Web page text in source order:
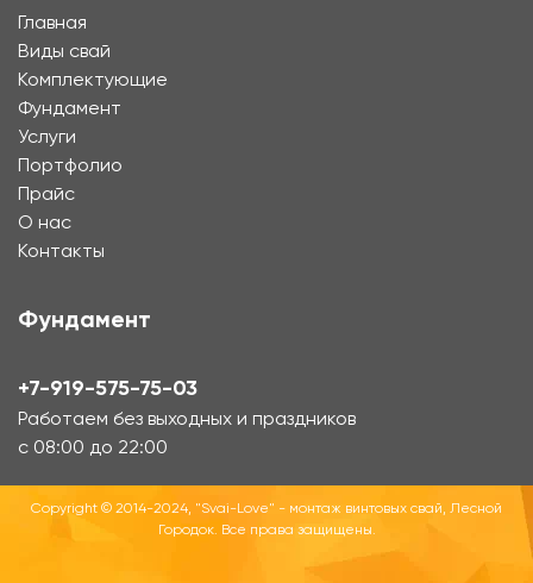
Главная
Виды свай
Комплектующие
Фундамент
Услуги
Портфолио
Прайс
О нас
Контакты
Фундамент
+7-919-575-75-03
Работаем без выходных и праздников
с 08:00 до 22:00
Copyright © 2014-2024, "Svai-Love" - монтаж винтовых свай, Лесной
Городок. Все права защищены.